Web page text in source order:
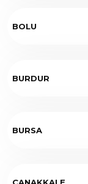
BOLU
BURDUR
BURSA
ÇANAKKALE